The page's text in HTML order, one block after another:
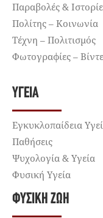
Παραβολές &
Πολίτης – Κοινωνία
Τέχνη – Πολιτισμός
Φωτογραφίες –
ΥΓΕΊΑ
Εγκυκλοπαίδεια
Παθήσεις
Ψυχολογία & Υγεία
Φυσική Υγεία
ΦΥΣΙΚΉ ΖΩΉ